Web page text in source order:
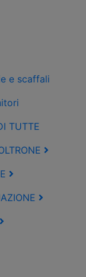
e scaffali
TUTTE